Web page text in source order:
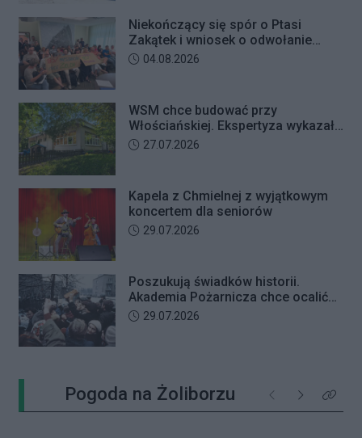
Niekończący się spór o Ptasi
Zakątek i wniosek o odwołanie
przewodniczącego Rady Dzielnicy
Data dodania artykułu:
04.08.2026
WSM chce budować przy
Włościańskiej. Ekspertyza wykazała
problemy z gruntem pod
Data dodania artykułu:
27.07.2026
Kapela z Chmielnej z wyjątkowym
koncertem dla seniorów
Data dodania artykułu:
29.07.2026
Poszukują świadków historii.
Akademia Pożarnicza chce ocalić
wspomnienia z pamiętnego strajku
Data dodania artykułu:
29.07.2026
Pogoda na Żoliborzu Poprzednie
NastępneKliknij